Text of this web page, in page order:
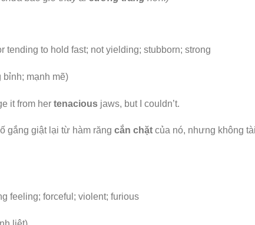
tending to hold fast; not yielding; stubborn; strong
mạnh mẽ)
it from her tenacious jaws, but I couldn’t.
gắng giật lại từ hàm răng cắn chặt của nó, nhưng không
feeling; forceful; violent; furious